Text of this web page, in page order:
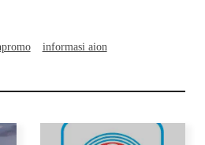
informasi aion